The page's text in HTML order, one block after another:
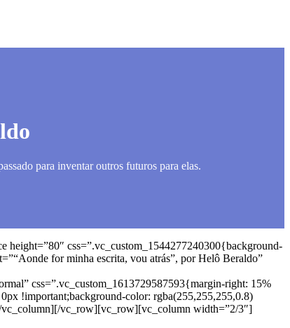
para inventar outros futuros para elas.
css=”.vc_custom_1544277240300{background-
for minha escrita, vou atrás”, por Helô Beraldo”
css=”.vc_custom_1613729587593{margin-right: 15%
!important;background-color: rgba(255,255,255,0.8)
vc_row][vc_row][vc_column width=”2/3″]